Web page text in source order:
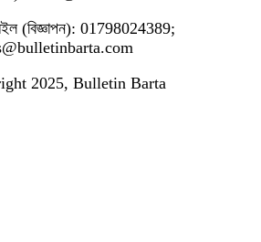
(বিজ্ঞাপন): 01798024389;
2025, Bulletin Barta